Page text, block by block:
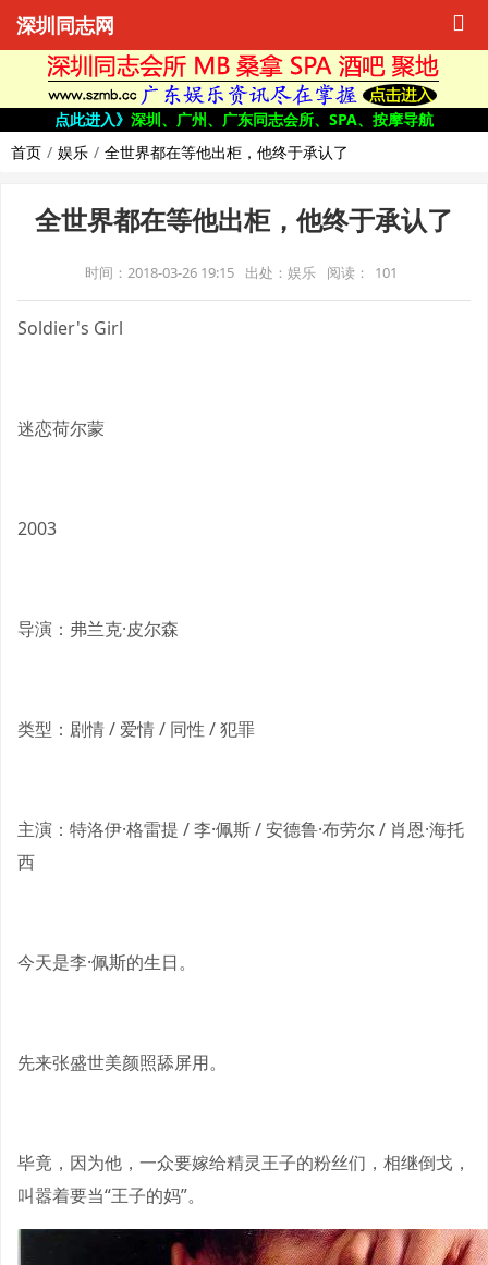
深圳同志网
点此进入》 深圳、广州、广东同志会所、SPA、按摩导航
首页
娱乐 全世界都在等他出柜，他终于承认了
全世界都在等他出柜，他终于承认了
时间：2018-03-26 19:15 出处：娱乐 阅读： 101
Soldier's Girl
迷恋荷尔蒙
2003
导演：弗兰克·皮尔森
类型：剧情 / 爱情 / 同性 / 犯罪
主演：特洛伊·格雷提 / 李·佩斯 / 安德鲁·布劳尔 / 肖恩·海托
西
今天是李·佩斯的生日。
先来张盛世美颜照舔屏用。
毕竟，因为他，一众要嫁给精灵王子的粉丝们，相继倒戈，
叫嚣着要当“王子的妈”。